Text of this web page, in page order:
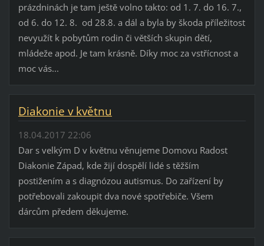
prázdninách je tam ještě volno takto: od 1. 7. do 16. 7.,
od 6. do 12. 8. od 28.8. a dál a byla by škoda příležitost
nevyužít k pobytům rodin či větších skupin dětí,
mládeže apod. Je tam krásně. Díky moc za vstřícnost a
moc vás...
Diakonie v květnu
18.04.2017 22:06
Dar s velkým D v květnu věnujeme Domovu Radost
Diakonie Západ, kde žijí dospělí lidé s těžším
postižením a s diagnózou autismus. Do zařízení by
potřebovali zakoupit dva nové spotřebiče. Všem
dárcům předem děkujeme.